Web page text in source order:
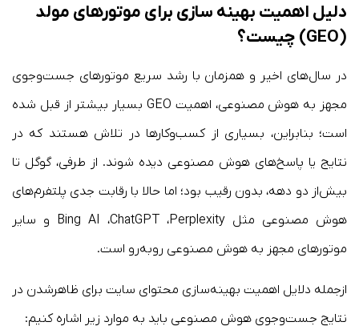
دلیل اهمیت بهینه سازی برای موتورهای مولد
(GEO) چیست؟
در سال‌های اخیر و همزمان با رشد سریع موتورهای جست‌وجوی
مجهز به هوش مصنوعی، اهمیت GEO بسیار بیشتر از قبل شده
است؛ بنابراین، بسیاری از کسب‌وکارها در تلاش هستند که در
نتایج یا پاسخ‌های هوش مصنوعی دیده شوند. از طرفی، گوگل تا
بیش‌از دو دهه، بدون رقیب بود؛ اما حالا با رقابت جدی پلتفرم‌های
هوش مصنوعی مثل Bing AI ،ChatGPT ،Perplexity و سایر
موتورهای مجهز به هوش مصنوعی روبه‌رو است.
ازجمله دلایل اهمیت بهینه‌سازی محتوای سایت برای ظاهرشدن در
نتایج جست‌وجوی هوش مصنوعی باید به موارد زیر اشاره کنیم: